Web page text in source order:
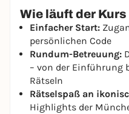
Wie läuft der Kurs
Einfacher Start:
persönlichen Code
Rundum-Betreuung:
– von der Einführung
Rätseln
Rätselspaß an
Highlights der